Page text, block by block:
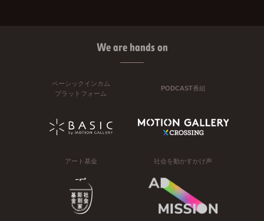
We are hands on
ベーシックインカム
プラットフォーム
PODCAST番組
アート基金 社会を動かすかけ声